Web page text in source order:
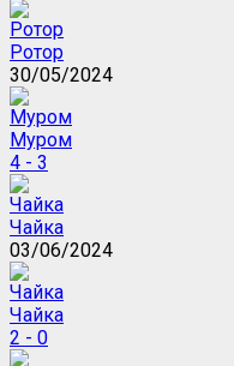
Ротор
30/05/2024
Муром
4 - 3
Чайка
03/06/2024
Чайка
2 - 0